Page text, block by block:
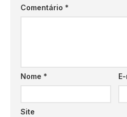
Comentário *
Nome *
Site